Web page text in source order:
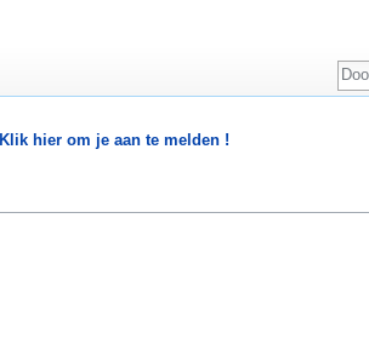
Klik hier om je aan te melden !